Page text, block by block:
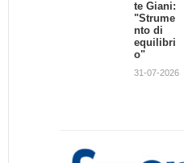
te Giani:
"Strume
nto di
equilibri
o"
31-07-2026